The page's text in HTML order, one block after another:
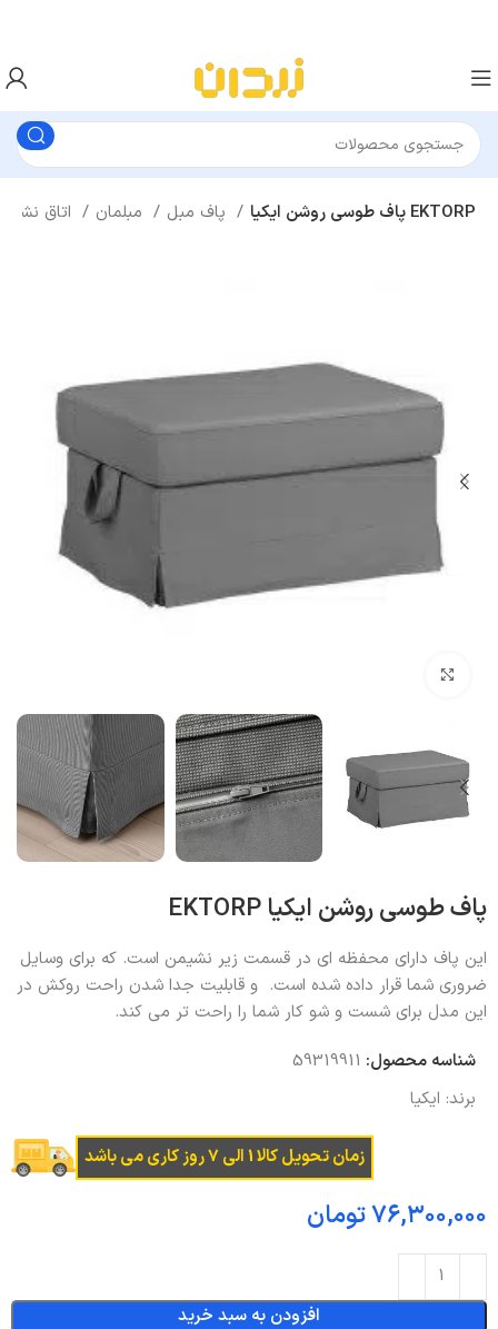
پاف طوسی روشن ایکیا EKTORP
پاف طوسی روشن ایکیا EKTORP
این پاف دارای محفظه ای در قسمت زیر نشیمن است. که برای وسایل
ضروری شما قرار داده شده است. و قابلیت جدا شدن راحت روکش در
این مدل برای شست و شو کار شما را راحت تر می کند.
شناسه محصول: 59319911
برند: ایکیا
زمان تحویل کالا 1 الی 7 روز کاری می باشد
تومان
افزودن به سبد خرید